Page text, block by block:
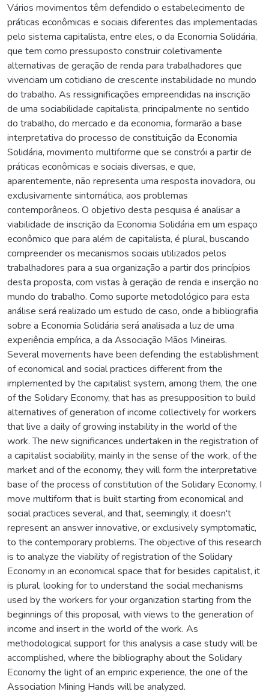
Vários movimentos têm defendido o estabelecimento de
práticas econômicas e sociais diferentes das implementadas
pelo sistema capitalista, entre eles, o da Economia Solidária,
que tem como pressuposto construir coletivamente
alternativas de geração de renda para trabalhadores que
vivenciam um cotidiano de crescente instabilidade no mundo
do trabalho. As ressignificações empreendidas na inscrição
de uma sociabilidade capitalista, principalmente no sentido
do trabalho, do mercado e da economia, formarão a base
interpretativa do processo de constituição da Economia
Solidária, movimento multiforme que se constrói a partir de
práticas econômicas e sociais diversas, e que,
aparentemente, não representa uma resposta inovadora, ou
exclusivamente sintomática, aos problemas
contemporâneos. O objetivo desta pesquisa é analisar a
viabilidade de inscrição da Economia Solidária em um espaço
econômico que para além de capitalista, é plural, buscando
compreender os mecanismos sociais utilizados pelos
trabalhadores para a sua organização a partir dos princípios
desta proposta, com vistas à geração de renda e inserção no
mundo do trabalho. Como suporte metodológico para esta
análise será realizado um estudo de caso, onde a bibliografia
sobre a Economia Solidária será analisada a luz de uma
experiência empírica, a da Associação Mãos Mineiras.
Several movements have been defending the establishment
of economical and social practices different from the
implemented by the capitalist system, among them, the one
of the Solidary Economy, that has as presupposition to build
alternatives of generation of income collectively for workers
that live a daily of growing instability in the world of the
work. The new significances undertaken in the registration of
a capitalist sociability, mainly in the sense of the work, of the
market and of the economy, they will form the interpretative
base of the process of constitution of the Solidary Economy, I
move multiform that is built starting from economical and
social practices several, and that, seemingly, it doesn't
represent an answer innovative, or exclusively symptomatic,
to the contemporary problems. The objective of this research
is to analyze the viability of registration of the Solidary
Economy in an economical space that for besides capitalist, it
is plural, looking for to understand the social mechanisms
used by the workers for your organization starting from the
beginnings of this proposal, with views to the generation of
income and insert in the world of the work. As
methodological support for this analysis a case study will be
accomplished, where the bibliography about the Solidary
Economy the light of an empiric experience, the one of the
Association Mining Hands will be analyzed.